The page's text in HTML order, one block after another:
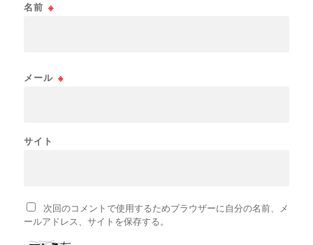
名前 ※
メール ※
サイト
次回のコメントで使用するためブラウザーに自分の名前、メ
ールアドレス、サイトを保存する。